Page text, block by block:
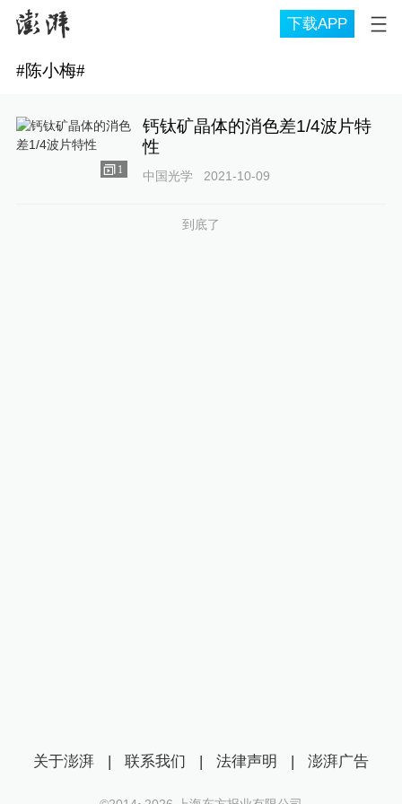
下载APP
#陈小梅#
1
钙钛矿晶体的消色差1/4波片特
性
中国光学 2021-10-09
到底了
关于澎湃 | 联系我们 | 法律声明 | 澎湃广告